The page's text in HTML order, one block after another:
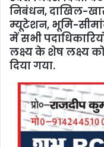
निबंधन, दाखिल-
म्यूटेशन, भूमि-
में सभी
लक्ष्य के शेष लक्ष्य
दिया गया.